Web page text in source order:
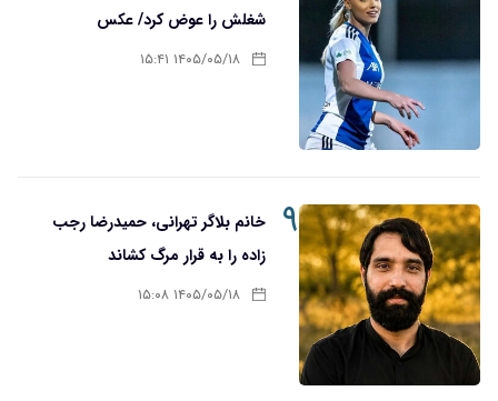
شغلش را عوض کرد/ عکس
۱۴۰۵/۰۵/۱۸ ۱۵:۴۱
۹
خانم بلاگر تهرانی، حمیدرضا رجب
زاده را به قرار مرگ کشاند
۱۴۰۵/۰۵/۱۸ ۱۵:۰۸